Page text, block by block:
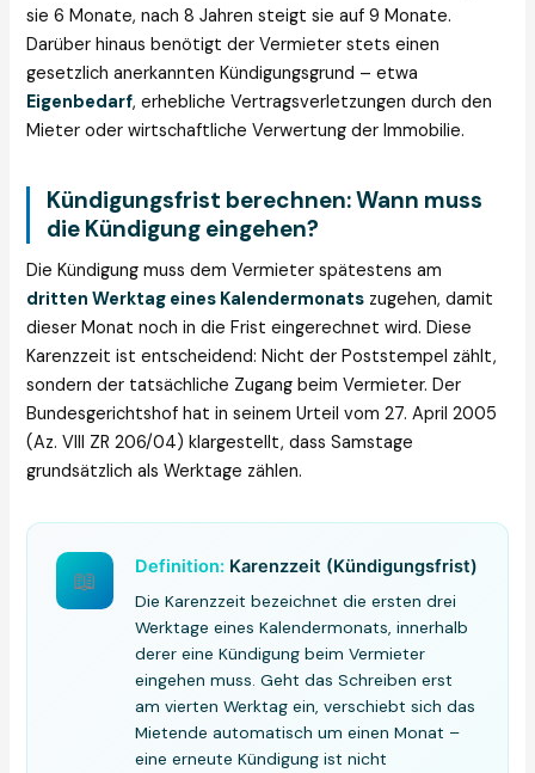
sie 6 Monate, nach 8 Jahren steigt sie auf 9 Monate.
Darüber hinaus benötigt der Vermieter stets einen
gesetzlich anerkannten Kündigungsgrund – etwa
Eigenbedarf, erhebliche Vertragsverletzungen durch den
Mieter oder wirtschaftliche Verwertung der Immobilie.
Kündigungsfrist berechnen: Wann muss
die Kündigung eingehen?
Die Kündigung muss dem Vermieter spätestens am
dritten Werktag eines Kalendermonats zugehen, damit
dieser Monat noch in die Frist eingerechnet wird. Diese
Karenzzeit ist entscheidend: Nicht der Poststempel zählt,
sondern der tatsächliche Zugang beim Vermieter. Der
Bundesgerichtshof hat in seinem Urteil vom 27. April 2005
(Az. VIII ZR 206/04) klargestellt, dass Samstage
grundsätzlich als Werktage zählen.
📖 Definition: Karenzzeit (Kündigungsfrist)
Die Karenzzeit bezeichnet die ersten drei
Werktage eines Kalendermonats, innerhalb
derer eine Kündigung beim Vermieter
eingehen muss. Geht das Schreiben erst
am vierten Werktag ein, verschiebt sich das
Mietende automatisch um einen Monat –
eine erneute Kündigung ist nicht